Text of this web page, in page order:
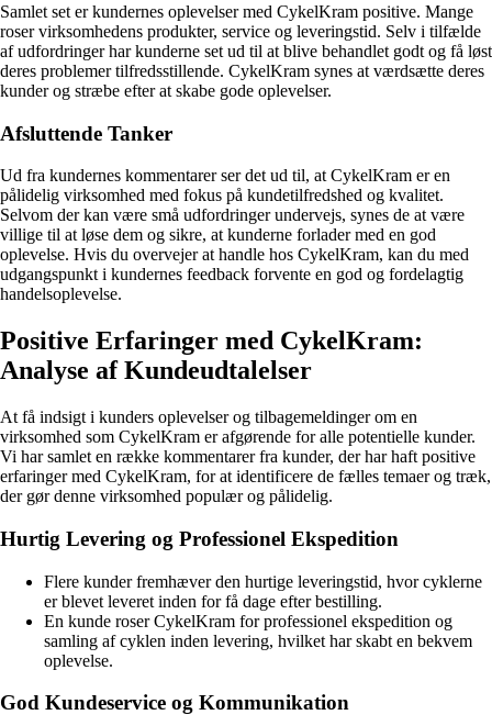
Samlet set er kundernes oplevelser med CykelKram positive. Mange
roser virksomhedens produkter, service og leveringstid. Selv i tilfælde
af udfordringer har kunderne set ud til at blive behandlet godt og få løst
deres problemer tilfredsstillende. CykelKram synes at værdsætte deres
kunder og stræbe efter at skabe gode oplevelser.
Afsluttende Tanker
Ud fra kundernes kommentarer ser det ud til, at CykelKram er en
pålidelig virksomhed med fokus på kundetilfredshed og kvalitet.
Selvom der kan være små udfordringer undervejs, synes de at være
villige til at løse dem og sikre, at kunderne forlader med en god
oplevelse. Hvis du overvejer at handle hos CykelKram, kan du med
udgangspunkt i kundernes feedback forvente en god og fordelagtig
handelsoplevelse.
Positive Erfaringer med CykelKram:
Analyse af Kundeudtalelser
At få indsigt i kunders oplevelser og tilbagemeldinger om en
virksomhed som CykelKram er afgørende for alle potentielle kunder.
Vi har samlet en række kommentarer fra kunder, der har haft positive
erfaringer med CykelKram, for at identificere de fælles temaer og træk,
der gør denne virksomhed populær og pålidelig.
Hurtig Levering og Professionel Ekspedition
Flere kunder fremhæver den hurtige leveringstid, hvor cyklerne
er blevet leveret inden for få dage efter bestilling.
En kunde roser CykelKram for professionel ekspedition og
samling af cyklen inden levering, hvilket har skabt en bekvem
oplevelse.
God Kundeservice og Kommunikation